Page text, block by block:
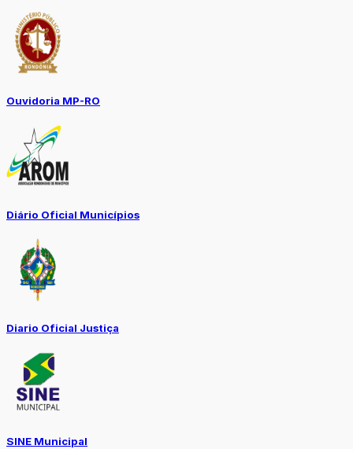
Ouvidoria MP-RO
Diário Oficial Municípios
Diario Oficial Justiça
SINE Municipal